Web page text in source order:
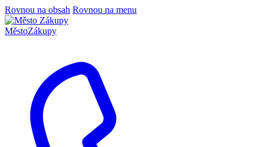
Rovnou na obsah Rovnou na menu
MěstoZákupy